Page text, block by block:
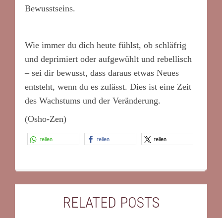
Bewusstseins.
Wie immer du dich heute fühlst, ob schläfrig
und deprimiert oder aufgewühlt und rebellisch
– sei dir bewusst, dass daraus etwas Neues
entsteht, wenn du es zulässt. Dies ist eine Zeit
des Wachstums und der Veränderung.
(Osho-Zen)
teilen teilen teilen
RELATED POSTS